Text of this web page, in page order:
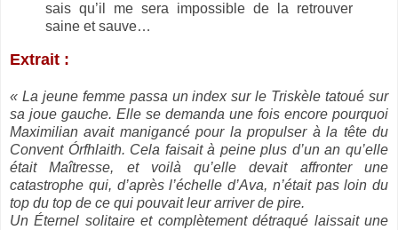
sais qu’il me sera impossible de la retrouver
saine et sauve…
Extrait :
« La jeune femme passa un index sur le Triskèle tatoué sur
sa joue gauche. Elle se demanda une fois encore pourquoi
Maximilian avait manigancé pour la propulser à la tête du
Convent Órfhlaith. Cela faisait à peine plus d’un an qu’elle
était Maîtresse, et voilà qu’elle devait affronter une
catastrophe qui, d’après l’échelle d’Ava, n’était pas loin du
top du top de ce qui pouvait leur arriver de pire.
Un Éternel solitaire et complètement détraqué laissait une